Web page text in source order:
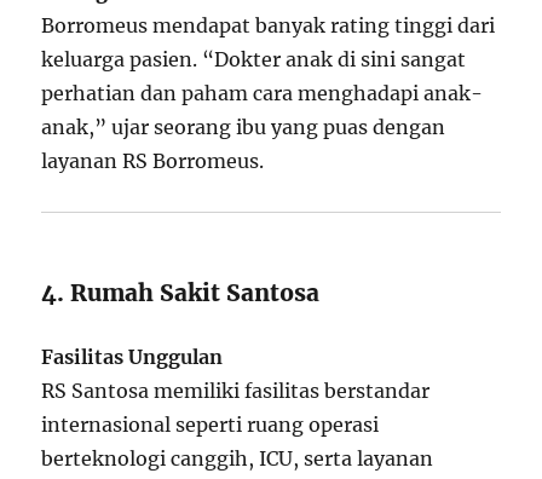
Borromeus mendapat banyak rating tinggi dari
keluarga pasien. “Dokter anak di sini sangat
perhatian dan paham cara menghadapi anak-
anak,” ujar seorang ibu yang puas dengan
layanan RS Borromeus.
4. Rumah Sakit Santosa
Fasilitas Unggulan
RS Santosa memiliki fasilitas berstandar
internasional seperti ruang operasi
berteknologi canggih, ICU, serta layanan